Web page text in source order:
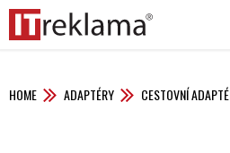
HOME ADAPTÉRY CESTOVNÍ